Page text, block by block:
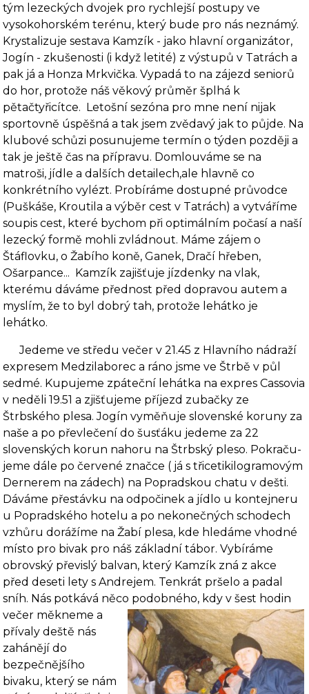
tým lezeckých dvojek pro rychlejší po­stupy ve
vysokohorském terénu, který bude pro nás neznámý.
Krystalizuje sestava Kamzík - jako hlavní organizátor,
Jogín - zkušenosti (i když letité) z výstupů v Tatrách a
pak já a Honza Mrkvička. Vypadá to na zájezd seniorů
do hor, protože náš věkový průměr šplhá k
pětačtyřicítce. Letošní sezóna pro mne není nijak
sportovně úspěšná a tak jsem zvědavý jak to půjde. Na
klubové schůzi posunujeme termín o týden později a
tak je ještě čas na přípravu. Domlouváme se na
matroši, jídle a dalších detailech,ale hlavně co
konkrétního vylézt. Probí­ráme dostupné průvodce
(Puškáše, Kroutila a výběr cest v Tatrách) a vytváříme
soupis cest, které bychom při optimálním počasí a naší
lezecký formě mohli zvládnout. Máme zájem o
Štáflovku, o Žabího koně, Ganek, Dračí hřeben,
Ošarpance... Kamzík zajišťuje jízdenky na vlak,
kterému dáváme přednost před dopravou autem a
myslím, že to byl dobrý tah, protože lehátko je
lehátko.
Jedeme ve středu večer v 21.45 z Hlavního nádraží
expresem Medzilaborec a ráno jsme ve Štrbě v půl
sedmé. Kupujeme zpáteční lehátka na expres Cassovia
v neděli 19.51 a zjišťujeme příjezd zubačky ze
Štrbského plesa. Jogín vyměňuje slovenské koruny za
naše a po převlečení do šusťáku jedeme za 22
slovenských korun nahoru na Štrbský pleso. Pokraču­
jeme dále po červené značce ( já s třicetikilogramovým
Dernerem na zádech) na Popradskou chatu v dešti.
Dáváme přestávku na odpočinek a jídlo u kontejneru
u Popradského hotelu a po nekonečných schodech
vzhůru dorážíme na Žabí plesa, kde hledáme vhodné
místo pro bi­vak pro náš základní tábor. Vybíráme
obrovský převislý balvan, který Kamzík zná z akce
před deseti lety s Andrejem. Tenkrát pršelo a padal
sníh. Nás potkává něco podobného, kdy v šest hodin
večer měkneme a
přívaly deště nás
zahánějí do
bezpečnějšího
bivaku, který se nám